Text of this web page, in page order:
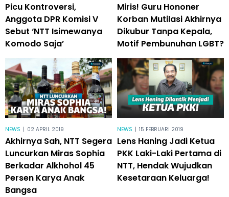
Picu Kontroversi,
Anggota DPR Komisi V
Sebut ‘NTT Isimewanya
Komodo Saja’
Miris! Guru Hononer
Korban Mutilasi Akhirnya
Dikubur Tanpa Kepala,
Motif Pembunuhan LGBT?
NEWS | 02 APRIL 2019
Akhirnya Sah, NTT Segera
Luncurkan Miras Sophia
Berkadar Alkhohol 45
Persen Karya Anak
Bangsa
NEWS | 15 FEBRUARI 2019
Lens Haning Jadi Ketua
PKK Laki-Laki Pertama di
NTT, Hendak Wujudkan
Kesetaraan Keluarga!